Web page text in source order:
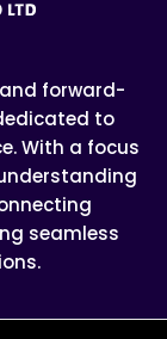
forward-
to
With a focus
seamless